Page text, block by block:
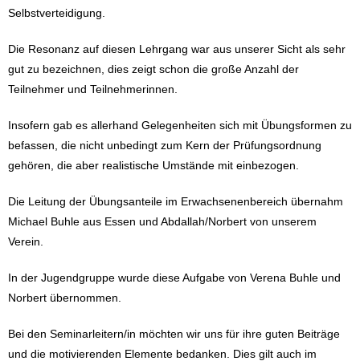
Selbstverteidigung.
Die Resonanz auf diesen Lehrgang war aus unserer Sicht als sehr
gut zu bezeichnen, dies zeigt schon die große Anzahl der
Teilnehmer und Teilnehmerinnen.
Insofern gab es allerhand Gelegenheiten sich mit Übungsformen zu
befassen, die nicht unbedingt zum Kern der Prüfungsordnung
gehören, die aber realistische Umstände mit einbezogen.
Die Leitung der Übungsanteile im Erwachsenenbereich übernahm
Michael Buhle aus Essen und Abdallah/Norbert von unserem
Verein.
In der Jugendgruppe wurde diese Aufgabe von Verena Buhle und
Norbert übernommen.
Bei den Seminarleitern/in möchten wir uns für ihre guten Beiträge
und die motivierenden Elemente bedanken. Dies gilt auch im